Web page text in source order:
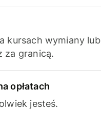
kursach wymiany lub
za granicą.
opłatach
jesteś.